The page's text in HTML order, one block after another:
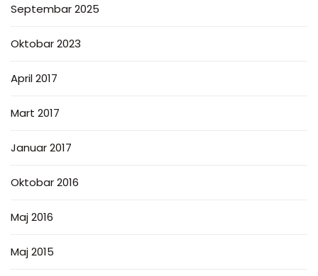
Septembar 2025
Oktobar 2023
April 2017
Mart 2017
Januar 2017
Oktobar 2016
Maj 2016
Maj 2015